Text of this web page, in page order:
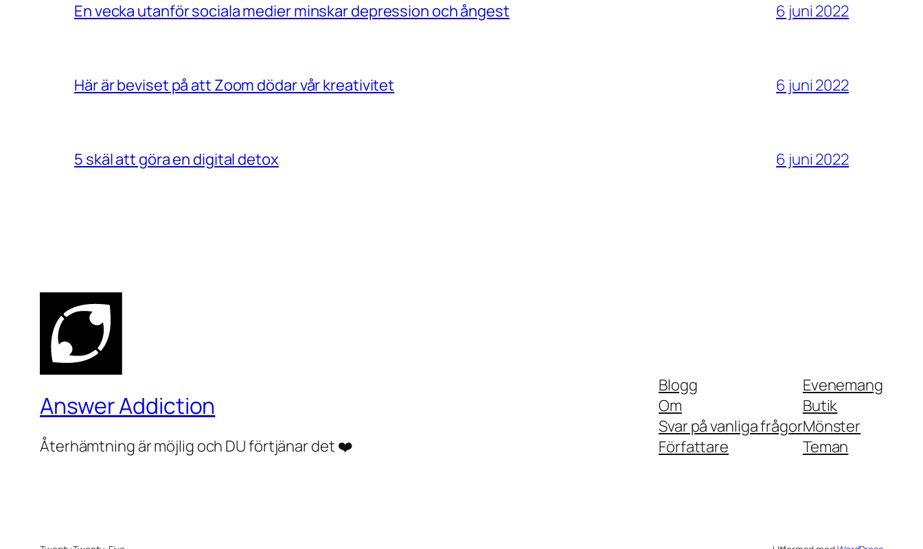
En vecka utanför sociala medier minskar depression och ångest 6 juni 2022
Här är beviset på att Zoom dödar vår kreativitet 6 juni 2022
5 skäl att göra en digital detox 6 juni 2022
Answer Addiction
Återhämtning är möjlig och DU förtjänar det ❤️
Blogg
Om
Svar på vanliga frågor
Författare
Evenemang
Butik
Mönster
Teman